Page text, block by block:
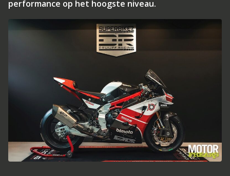
performance op het hoogste niveau.